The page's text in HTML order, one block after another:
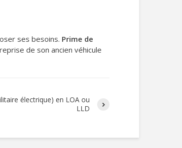
ses besoins. Prime de
de son ancien véhicule
électrique) en LOA ou
LLD